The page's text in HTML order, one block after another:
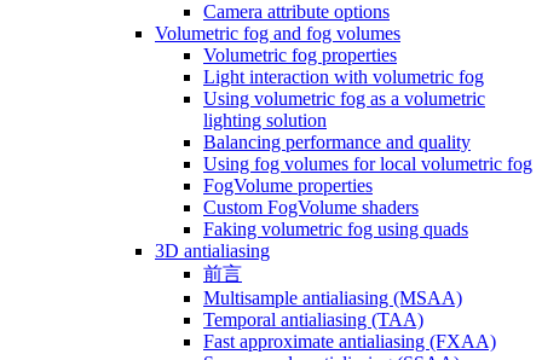
Camera attribute options
Volumetric fog and fog volumes
Volumetric fog properties
Light interaction with volumetric fog
Using volumetric fog as a volumetric
lighting solution
Balancing performance and quality
Using fog volumes for local volumetric fog
FogVolume properties
Custom FogVolume shaders
Faking volumetric fog using quads
3D antialiasing
前言
Multisample antialiasing (MSAA)
Temporal antialiasing (TAA)
Fast approximate antialiasing (FXAA)